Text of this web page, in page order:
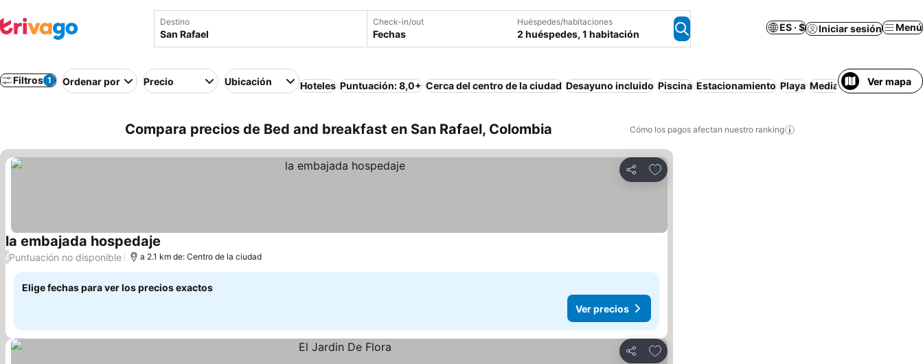
Destino Check-in/out
Fechas
Huéspedes/habitaciones
2 huéspedes, 1 habitación
ES · $ Iniciar sesión Menú
Filtros 1 Ordenar por Precio Ubicación Hoteles Puntuación: 8,0+ Cerca del centro de la ciudad Desayuno incluido Piscina Estacionamiento Playa Media pensiónVer mapa
Compara precios de Bed and breakfast en San Rafael, Colombia Cómo los pagos afectan nuestro ranking
Compartir
Agregar a favoritos
la embajada hospedaje
/Puntuación no disponible a 2.1 km de: Centro de la ciudad
Elige fechas para ver los precios exactos
Ver precios
Compartir
Agregar a favoritos